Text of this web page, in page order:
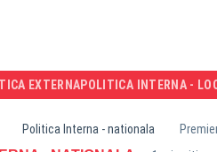
EXTERNAPOLITICA INTERNA -
Politica Interna - nationala